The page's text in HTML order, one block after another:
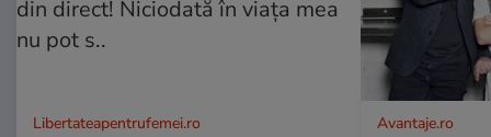
Libertateapentrufemei.ro Avantaje.ro